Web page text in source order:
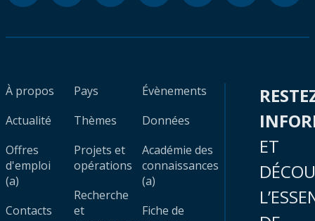
À propos
Actualité
Offres
d'emploi
(a)
Contacts
Pays
Thèmes
Projets et
opérations
Recherche
et
Évènements
Données
Académie des
connaissances
(a)
Fiche de
ET